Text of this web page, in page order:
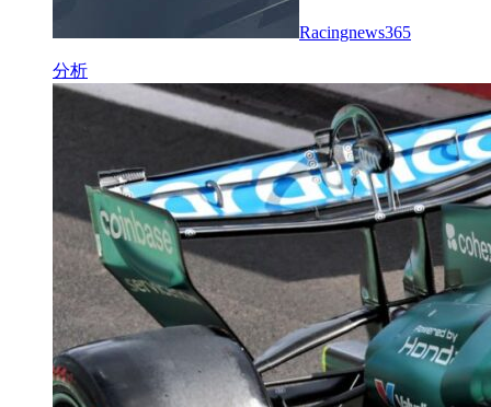
Racingnews365
分析